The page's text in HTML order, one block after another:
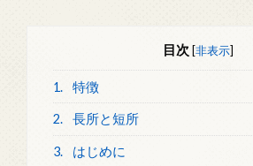
目次 [非表示]
1. 特徴
2. 長所と短所
3. はじめに